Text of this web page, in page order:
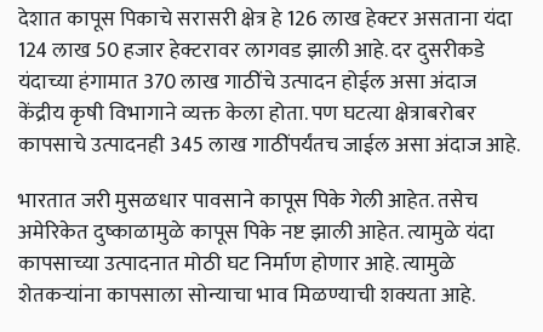
देशात कापूस पिकाचे सरासरी क्षेत्र हे 126 लाख हेक्टर असताना यंदा
124 लाख 50 हजार हेक्टरावर लागवड झाली आहे. दर दुसरीकडे
यंदाच्या हंगामात 370 लाख गाठींचे उत्पादन होईल असा अंदाज
केंद्रीय कृषी विभागाने व्यक्त केला होता. पण घटत्या क्षेत्राबरोबर
कापसाचे उत्पादनही 345 लाख गाठींपर्यंतच जाईल असा अंदाज आहे.
भारतात जरी मुसळधार पावसाने कापूस पिके गेली आहेत. तसेच
अमेरिकेत दुष्काळामुळे कापूस पिके नष्ट झाली आहेत. त्यामुळे यंदा
कापसाच्या उत्पादनात मोठी घट निर्माण होणार आहे. त्यामुळे
शेतकऱ्यांना कापसाला सोन्याचा भाव मिळण्याची शक्यता आहे.